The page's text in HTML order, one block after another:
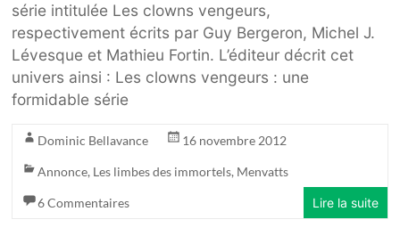
série intitulée Les clowns vengeurs,
respectivement écrits par Guy Bergeron, Michel J.
Lévesque et Mathieu Fortin. L’éditeur décrit cet
univers ainsi : Les clowns vengeurs : une
formidable série
Dominic Bellavance 16 novembre 2012
Annonce, Les limbes des immortels, Menvatts
6 Commentaires Lire la suite